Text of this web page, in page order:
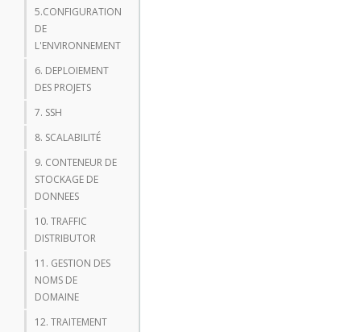
5.CONFIGURATION
DE
L'ENVIRONNEMENT
6. DEPLOIEMENT
DES PROJETS
7. SSH
8. SCALABILITÉ
9. CONTENEUR DE
STOCKAGE DE
DONNEES
10. TRAFFIC
DISTRIBUTOR
11. GESTION DES
NOMS DE
DOMAINE
12. TRAITEMENT